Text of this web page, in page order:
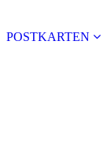
POSTKARTEN